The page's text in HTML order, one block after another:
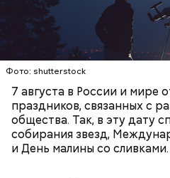
Фото: shutterstock
7 августа в России и мире
праздников, связанных с
общества. Так, в эту дату
собирания звезд,
и День малины со сливками.